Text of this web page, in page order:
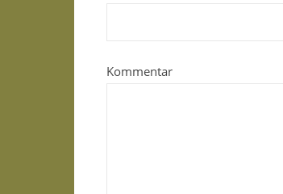
Kommentar